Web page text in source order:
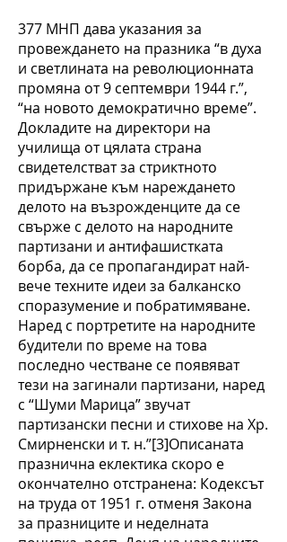
377 МНП дава указания за
провеждането на празника “в духа
и светлината на революционната
промяна от 9 септември 1944 г.”,
“на новото демократично време”.
Докладите на директори на
училища от цялата страна
свидетелстват за стриктното
придържане към нареждането
делото на възрожденците да се
свърже с делото на народните
партизани и антифашистката
борба, да се пропагандират най-
вече техните идеи за балканско
споразумение и побратимяване.
Наред с портретите на народните
будители по време на това
последно честване се появяват
тези на загинали партизани, наред
с “Шуми Марица” звучат
партизански песни и стихове на Хр.
Смирненски и т. н.”[3]Описаната
празнична еклектика скоро е
окончателно отстранена: Кодексът
на труда от 1951 г. отменя Закона
за празниците и неделната